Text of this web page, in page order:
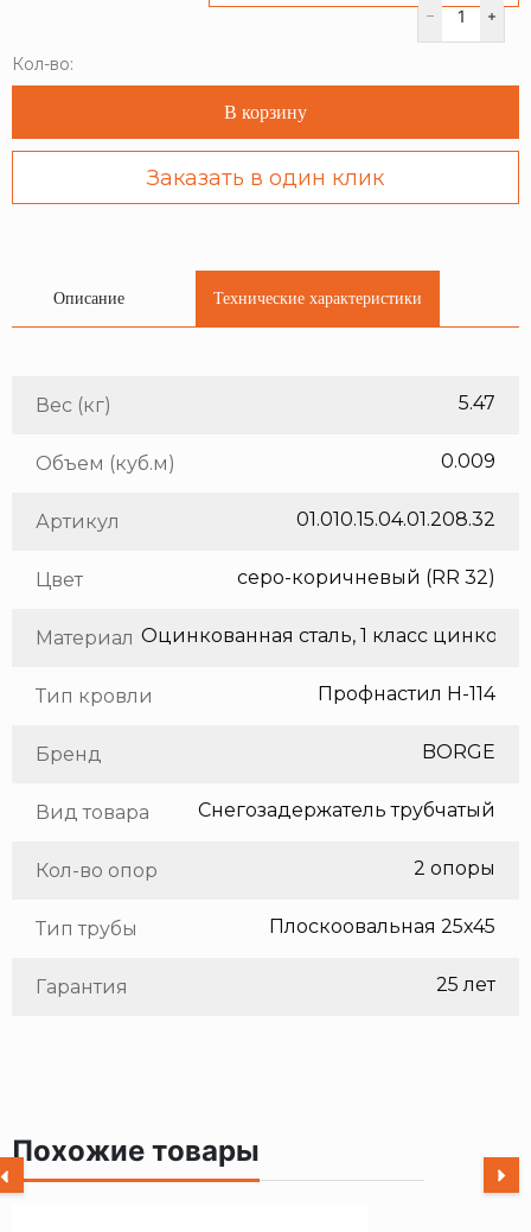
Кол-во:
В корзину
Заказать в один клик
Описание Технические характеристики
Вес (кг) 5.47
Объем (куб.м) 0.009
Артикул 01.010.15.04.01.208.32
Цвет серо-коричневый (RR 32)
Материал
Тип кровли Профнастил Н-114
Бренд BORGE
Вид товара Снегозадержатель трубчатый
Кол-во опор 2 опоры
Тип трубы Плоскоовальная 25х45
Гарантия 25 лет
Похожие товары